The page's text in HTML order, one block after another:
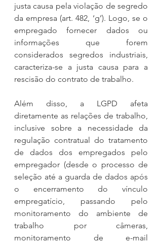
justa causa pela violação de segredo
da empresa (art. 482, ‘g’). Logo, se o
empregado fornecer dados ou
informações que forem
considerados segredos industriais,
caracteriza-se a justa causa para a
rescisão do contrato de trabalho.
Além disso, a LGPD afeta
diretamente as relações de trabalho,
inclusive sobre a necessidade da
regulação contratual do tratamento
de dados dos empregados pelo
empregador (desde o processo de
seleção até a guarda de dados após
o encerramento do vínculo
empregatício, passando pelo
monitoramento do ambiente de
trabalho por câmeras,
monitoramento de e-mail